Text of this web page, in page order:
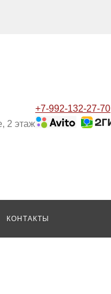
2 этаж
+7-992-132-27-70
КОНТАКТЫ